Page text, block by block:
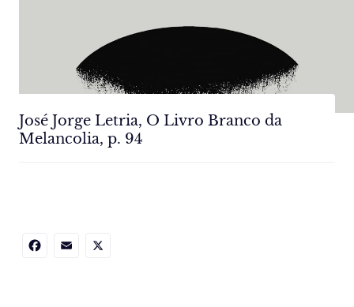
José Jorge Letria, O Livro Branco da
Melancolia, p. 94